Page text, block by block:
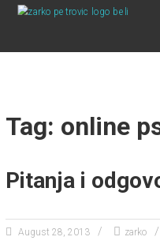
SkipONLINE
Tag: online
Pitanja i
August 28, 2013 zarko